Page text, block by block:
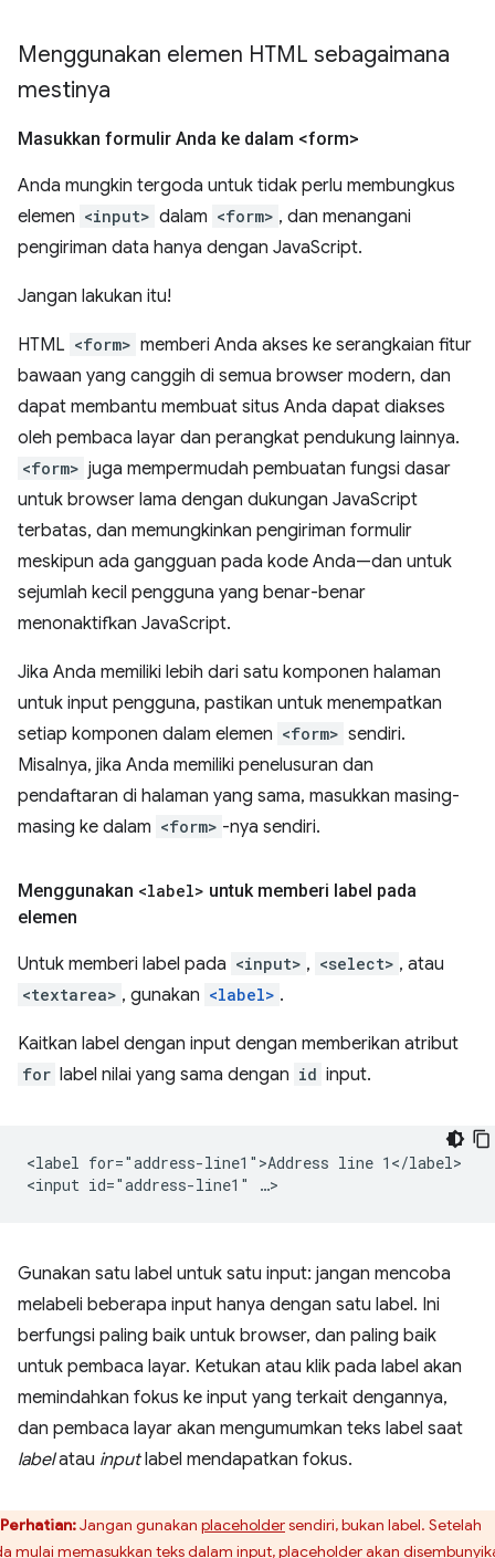
Menggunakan elemen HTML sebagaimana
mestinya
Masukkan formulir Anda ke dalam <form>
Anda mungkin tergoda untuk tidak perlu membungkus
elemen <input> dalam <form> , dan menangani
pengiriman data hanya dengan JavaScript.
Jangan lakukan itu!
HTML <form> memberi Anda akses ke serangkaian fitur
bawaan yang canggih di semua browser modern, dan
dapat membantu membuat situs Anda dapat diakses
oleh pembaca layar dan perangkat pendukung lainnya.
<form> juga mempermudah pembuatan fungsi dasar
untuk browser lama dengan dukungan JavaScript
terbatas, dan memungkinkan pengiriman formulir
meskipun ada gangguan pada kode Anda—dan untuk
sejumlah kecil pengguna yang benar-benar
menonaktifkan JavaScript.
Jika Anda memiliki lebih dari satu komponen halaman
untuk input pengguna, pastikan untuk menempatkan
setiap komponen dalam elemen <form> sendiri.
Misalnya, jika Anda memiliki penelusuran dan
pendaftaran di halaman yang sama, masukkan masing-
masing ke dalam <form> -nya sendiri.
Menggunakan <label> untuk memberi label pada
elemen
Untuk memberi label pada <input> , <select> , atau
<textarea> , gunakan <label> .
Kaitkan label dengan input dengan memberikan atribut
for label nilai yang sama dengan id input.
<label for="address-line1">Address line 1</label>
Gunakan satu label untuk satu input: jangan mencoba
melabeli beberapa input hanya dengan satu label. Ini
berfungsi paling baik untuk browser, dan paling baik
untuk pembaca layar. Ketukan atau klik pada label akan
memindahkan fokus ke input yang terkait dengannya,
dan pembaca layar akan mengumumkan teks label saat
labelatau inputlabel mendapatkan fokus.
Perhatian:Jangan gunakan placeholdersendiri, bukan label. Setelah
mulai memasukkan teks dalam input, placeholder akan